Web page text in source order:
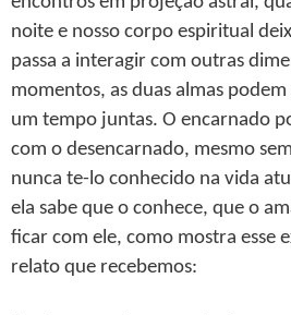
noite e nosso corpo espiritual
passa a interagir com outras
momentos, as duas almas
um tempo juntas. O encarnado
com o desencarnado, mesmo
nunca te-lo conhecido na vida
ela sabe que o conhece, que o
ficar com ele, como mostra esse
relato que recebemos: